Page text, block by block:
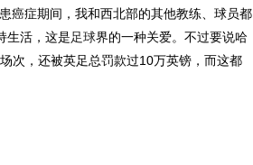
癌症期间，我和西北部的其他教练、球员都
生活，这是足球界的一种关爱。不过要说哈
次，还被英足总罚款过10万英镑，而这都